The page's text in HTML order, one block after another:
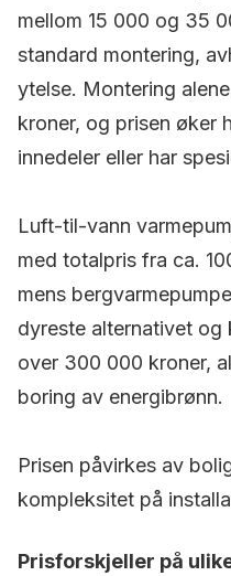
mellom 15 000 og 35
standard montering,
ytelse. Montering
kroner, og prisen øker
innedeler eller har
Luft-til-vann
med totalpris fra ca.
mens
dyreste alternativet og
over 300 000 kroner,
boring av energibrønn.
Prisen påvirkes av
kompleksitet på
Prisforskjeller på